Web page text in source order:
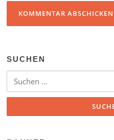
SUCHEN
Suchen nach: